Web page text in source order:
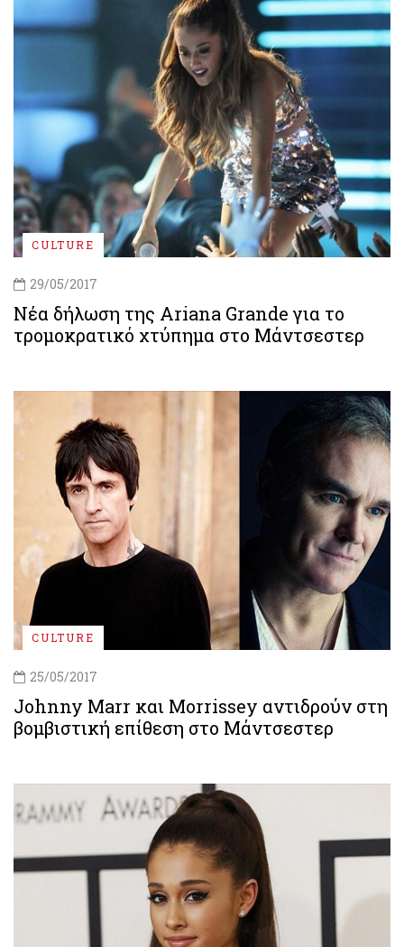
CULTURE
29/05/2017
Νέα δήλωση της Ariana Grande για το
τρομοκρατικό χτύπημα στο Μάντσεστερ
CULTURE
25/05/2017
Johnny Marr και Morrissey αντιδρούν στη
βομβιστική επίθεση στο Μάντσεστερ